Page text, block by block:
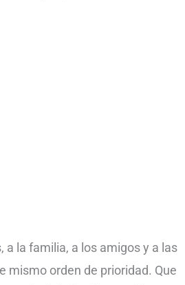
a la familia, a los amigos y a las
mismo orden de prioridad. Que